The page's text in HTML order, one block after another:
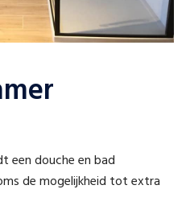
een douche en bad
de mogelijkheid tot extra